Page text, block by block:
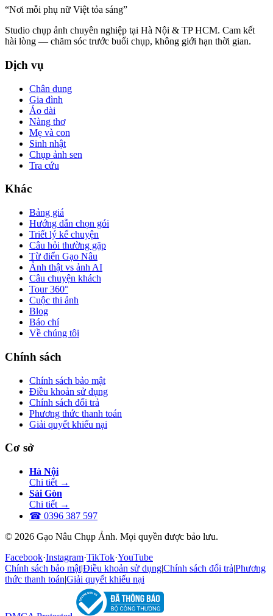
“Nơi mỗi phụ nữ Việt tỏa sáng”
Studio chụp ảnh chuyên nghiệp tại Hà Nội & TP HCM. Cam kết
hài lòng — chăm sóc trước buổi chụp, không giới hạn thời gian.
Dịch vụ
Chân dung
Gia đình
Áo dài
Nàng thơ
Mẹ và con
Sinh nhật
Chụp ảnh sen
Tra cứu
Khác
Bảng giá
Hướng dẫn chọn gói
Triết lý kể chuyện
Câu hỏi thường gặp
Từ điển Gạo Nâu
Ảnh thật vs ảnh AI
Câu chuyện khách
Tour 360°
Cuộc thi ảnh
Blog
Báo chí
Về chúng tôi
Chính sách
Chính sách bảo mật
Điều khoản sử dụng
Chính sách đổi trả
Phương thức thanh toán
Giải quyết khiếu nại
Cơ sở
Hà Nội
Chi tiết →
Sài Gòn
Chi tiết →
☎ 0396 387 597
© 2026 Gạo Nâu Chụp Ảnh. Mọi quyền được bảo lưu.
Facebook·Instagram·TikTok·YouTube
Chính sách bảo mật|Điều khoản sử dụng|Chính sách đổi trả|Phương
thức thanh toán|Giải quyết khiếu nại